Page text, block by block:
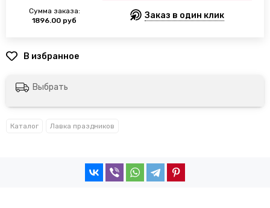
Сумма заказа:
1896.00 руб
Заказ в один клик
Выбрать
Каталог Лавка праздников